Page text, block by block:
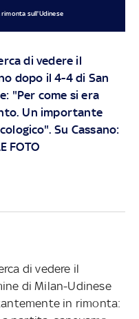
sull'Udinese
di vedere il
dopo il 4-4 di San
"Per come si era
Un importante
Su Cassano:
FOTO
di vedere il
di Milan-Udinese
in rimonta: